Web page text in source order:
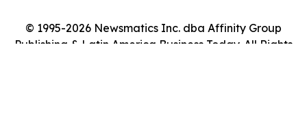
© 1995-2026 Newsmatics Inc. dba Affinity Group
Publishing & Latin America Business Today. All Rights